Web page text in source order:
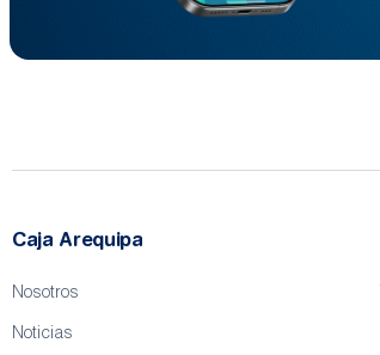
Caja Arequipa
Nosotros
Noticias